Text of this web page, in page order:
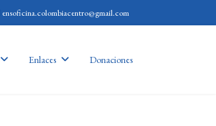
ensoficina.colombiacentro@gmail.com
Enlaces Donaciones